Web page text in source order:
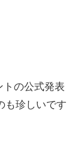
の公式発表
も珍しいです